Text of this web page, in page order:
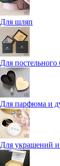
Для шляп
Для
Для парфюма и
Для украшений